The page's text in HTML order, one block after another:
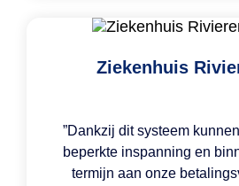
Ziekenhuis
”Dankzij dit systeem
beperkte inspanning en
termijn aan onze